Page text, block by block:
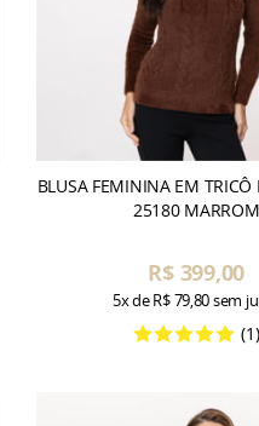
BLUSA FEMININA EM TRICÔ
25180 MARROM
(1)
R$ 399,00
5xdeR$ 79,80sem